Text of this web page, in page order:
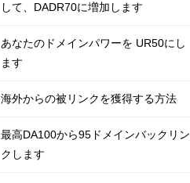
して、DADR70に増加します
あなたのドメインパワーを UR50にし
ます
海外からの被リンクを獲得する方法
最高DA100から95ドメインバックリン
クします